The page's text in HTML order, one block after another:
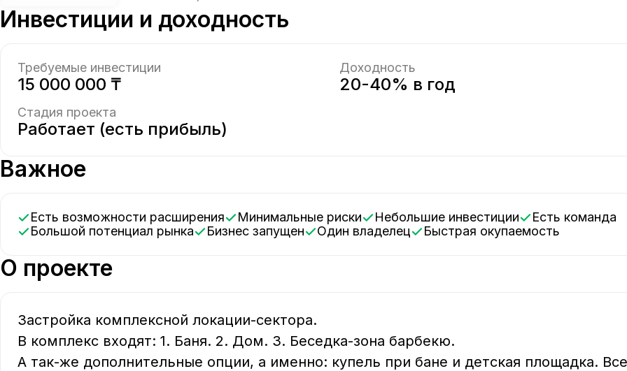
Инвестиции и доходность
Требуемые инвестиции
15 000 000 ₸
Доходность
20-40% в год
Стадия проекта
Работает (есть прибыль)
Важное
Есть возможности расширения Минимальные риски Небольшие инвестиции
Есть команда
Большой потенциал рынка
Бизнес запущен Один владелец Быстрая окупаемость
О проекте
Застройка комплексной локации-сектора.
В комплекс входят: 1. Баня. 2. Дом. 3. Беседка-зона барбекю.
А так-же дополнительные опции, а именно: купель при бане и детская площадка.